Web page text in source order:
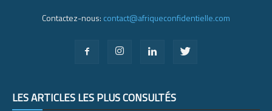
Contactez-nous: contact@afriqueconfidentielle.com
LES ARTICLES LES PLUS CONSULTÉS